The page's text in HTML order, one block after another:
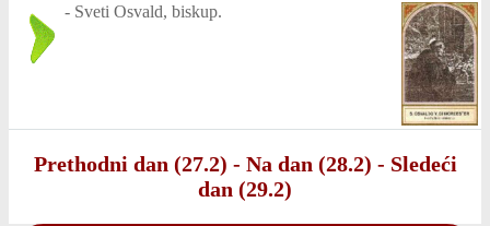
- Sveti Osvald, biskup.
Prethodni dan (27.2) - Na dan (28.2) - Sledeći
dan (29.2)